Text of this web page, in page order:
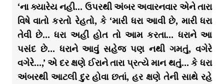
‘ના ક્યારેય નહી… ઉપરથી અંબર અવારનવાર એને તારા
વિષે વાતો કરતો રેહતો, કે ‘મારી ધરા આવી છે, મારી ધરા
તેવી છે… ધરા અહીં હોત તો આમ કરતા… ધરાને આ
પસંદ છે… ધરાને આવું સહેજ પણ નથી ગમતું, વગેરે
વગેરે…,’ એ દર ક્ષણે ઈરાને તારા પ્રત્યે માન થતું… કે ધરા
અંબરથી આટલી દુર હોવા છતાં, હર ક્ષણે તેની સાથે રહે